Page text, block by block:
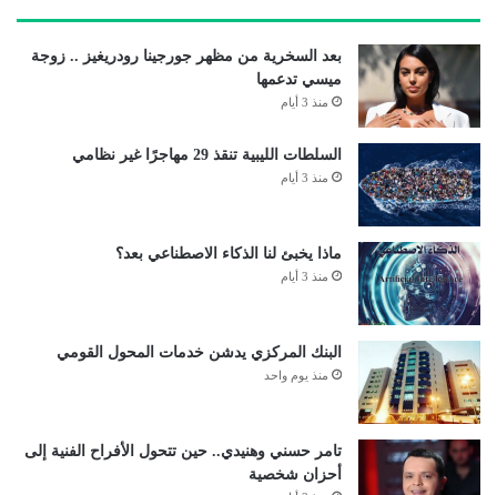
بعد السخرية من مظهر جورجينا رودريغيز .. زوجة
ميسي تدعمها
منذ 3 أيام
السلطات الليبية تنقذ 29 مهاجرًا غير نظامي
منذ 3 أيام
ماذا يخبئ لنا الذكاء الاصطناعي بعد؟
منذ 3 أيام
البنك المركزي يدشن خدمات المحول القومي
منذ يوم واحد
تامر حسني وهنيدي.. حين تتحول الأفراح الفنية إلى
أحزان شخصية